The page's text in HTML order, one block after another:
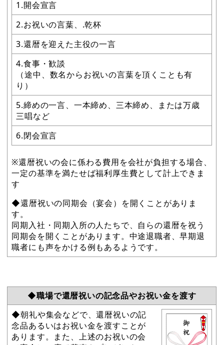
1.開会宣言
2.お祝いの言葉、.乾杯
3.還暦を迎えた主役の一言
4.食事・歓談
（途中、数名からお祝いの言葉を頂くことも有
り）
5.締めの一言、一本締め、三本締め、または万歳
三唱など
6.閉会宣言
※還暦祝いの会に係わる費用を会社が負担する場合、
一定の基準を満たせば福利厚生費として計上できま
す
◆還暦祝いの同期会（宴会）を開くことがありま
す。
同期入社・同期入所の人たちで、自らの還暦を祝う
同期会を開くことがあります。中途退職者、早期退
職者にも声をかける例もあるようです。
◆職場で還暦祝いの記念品やお祝い金を渡す
◆朝礼や集会などで、還暦祝いの記
念品あるいはお祝い金を渡すことが
あります。また、上述のお祝いの会